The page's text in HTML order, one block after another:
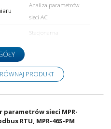
Analiza parametrów
sieci AC
Stacjonarna
PRODUKT
sieci MPR-
RTU, MPR-46S-PM